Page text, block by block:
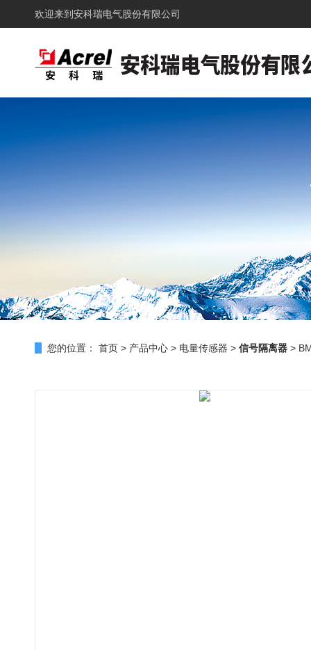
欢迎来到 安科瑞电气股份有限公司
您的位置： 首页 > 产品中心 > 电量传感器 > 信号隔离器 >